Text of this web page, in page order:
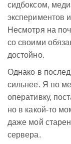
сидбоксом,
экспериментов
Несмотря на
со своими
достойно.
Однако в
сильнее. Я по
оперативку,
но в какой-то
даже мой
сервера.